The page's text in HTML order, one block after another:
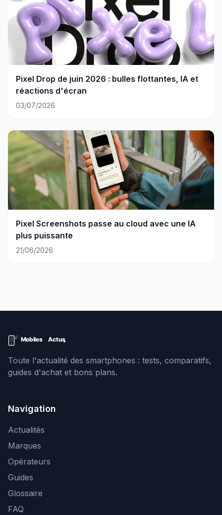
Pixel Drop de juin 2026 : bulles flottantes, IA et
réactions d'écran
03/07/2026
Pixel Screenshots passe au cloud avec une IA
plus puissante
21/06/2026
Toute l'actualité des smartphones : tests, comparatifs,
guides d'achat et bons plans.
Navigation
Actualités
Marques
Opérateurs
Guides
Glossaire
FAQ